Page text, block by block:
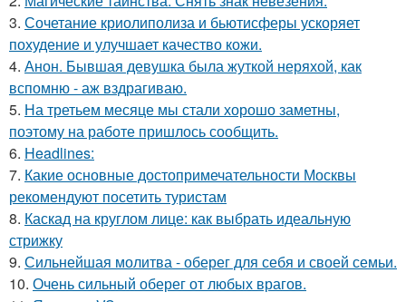
3. Сочетание криолиполиза и бьютисферы ускоряет
похудение и улучшает качество кожи.
4. Анон. Бывшая девушка была жуткой неряхой, как
вспомню - аж вздрагиваю.
5. На третьем месяце мы стали хорошо заметны,
поэтому на работе пришлось сообщить.
6. Headlines:
7. Какие основные достопримечательности Москвы
рекомендуют посетить туристам
8. Каскад на круглом лице: как выбрать идеальную
стрижку
9. Сильнейшая молитва - оберег для себя и своей семьи.
10. Очень сильный оберег от любых врагов.